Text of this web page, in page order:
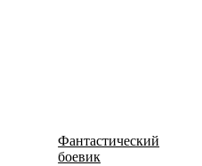
Фантастический
боевик